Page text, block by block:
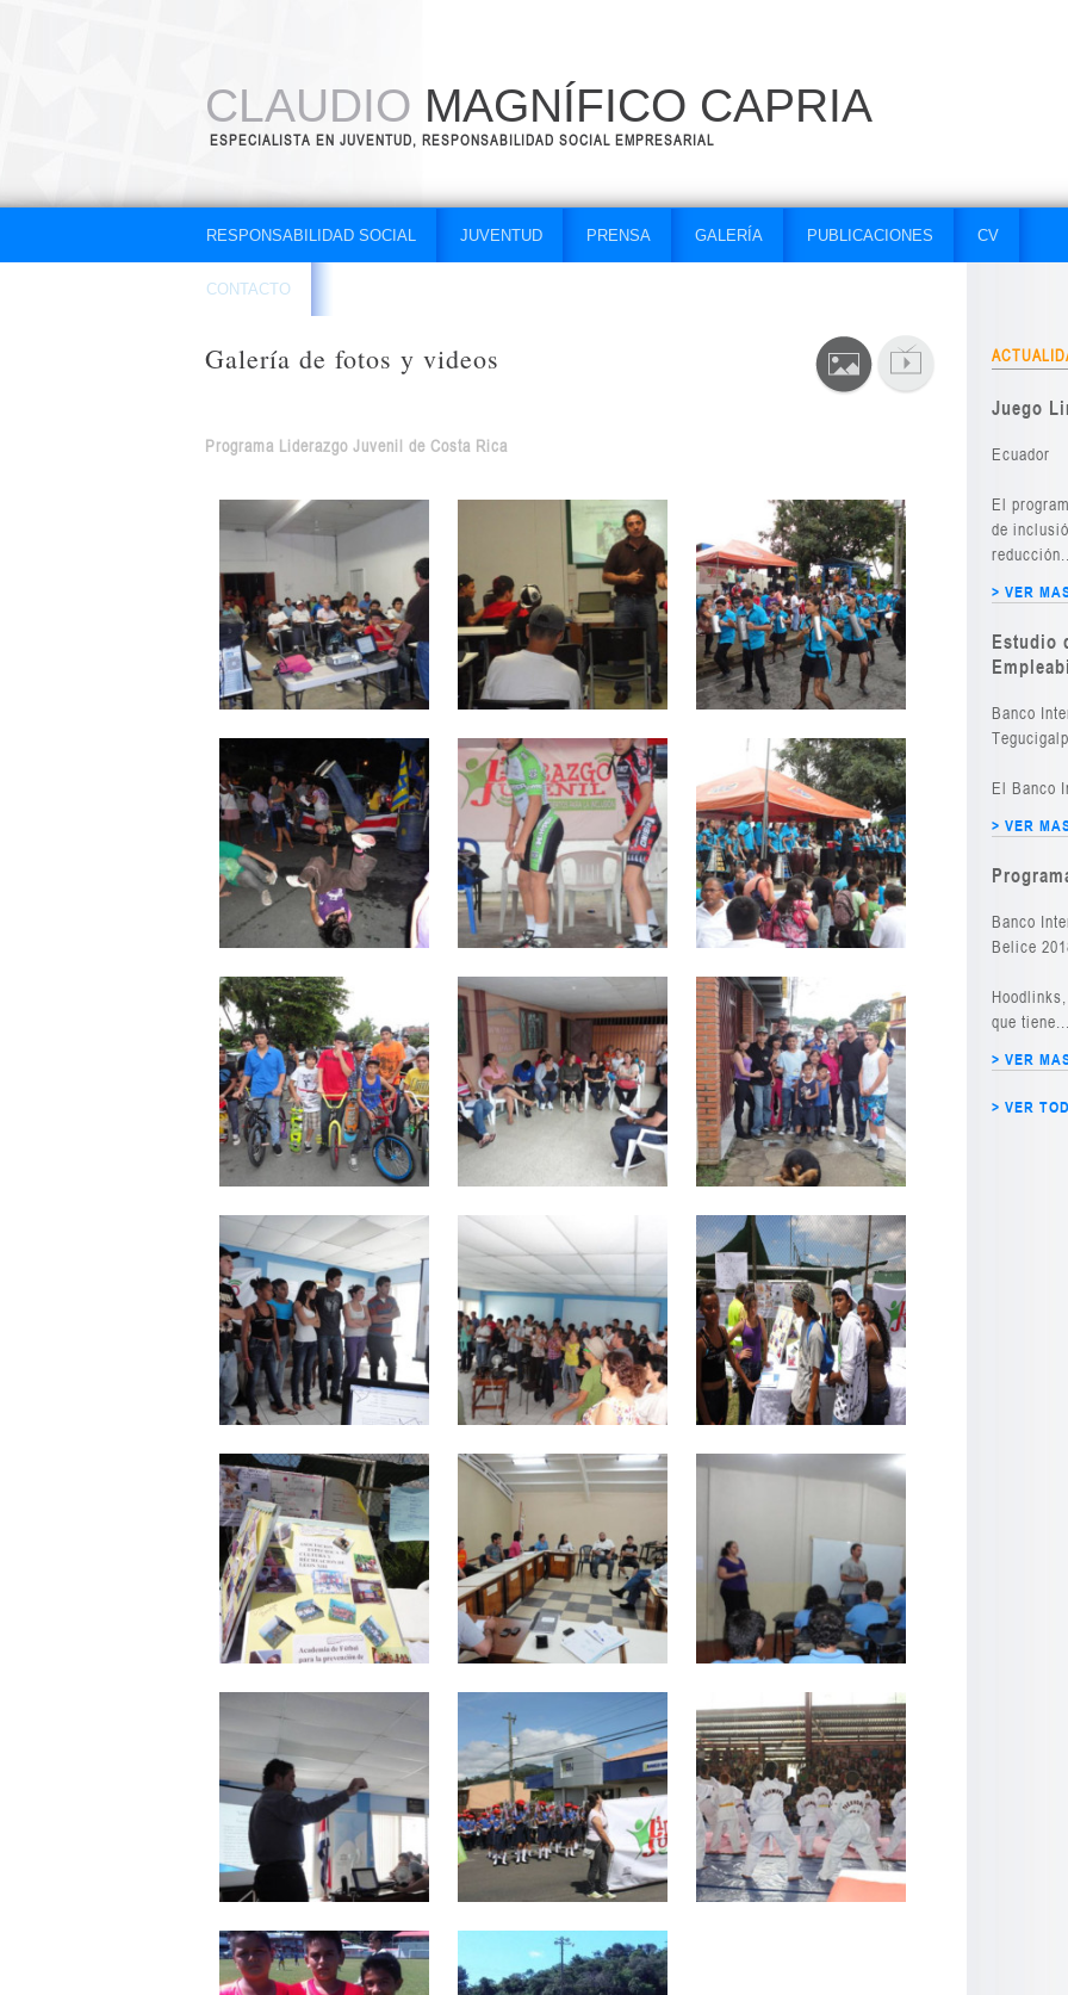
CLAUDIO MAGNÍFICO CAPRIA
ESPECIALISTA EN JUVENTUD, RESPONSABILIDAD SOCIAL EMPRESARIAL
RESPONSABILIDAD SOCIAL JUVENTUD PRENSA GALERÍA PUBLICACIONES CV
CONTACTO
Galería de fotos y videos
Programa Liderazgo Juvenil de Costa Rica
Juego
Ecuador
El
de
> VER
Estudio
Banco
El Banco
> VER
Banco
Belice
que
> VER
> VER